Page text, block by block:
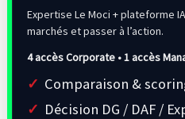
Expertise Le Moci + plateforme
marchés et passer à l’action.
4 accès Corporate • 1 accès
Comparaison &
Décision DG / DAF /